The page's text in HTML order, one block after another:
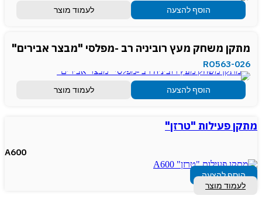
הוסף להצעה לעמוד מוצר
מתקן משחק מעץ רוביניה רב -מפלסי "מבצר אבירים"
RO563-026
הוסף להצעה לעמוד מוצר
מתקן פעילות "טרזן"
A600
הוסף להצעה
לעמוד מוצר